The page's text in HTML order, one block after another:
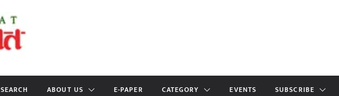
SEARCH ABOUT US E-PAPER CATEGORY EVENTS SUBSCRIBE